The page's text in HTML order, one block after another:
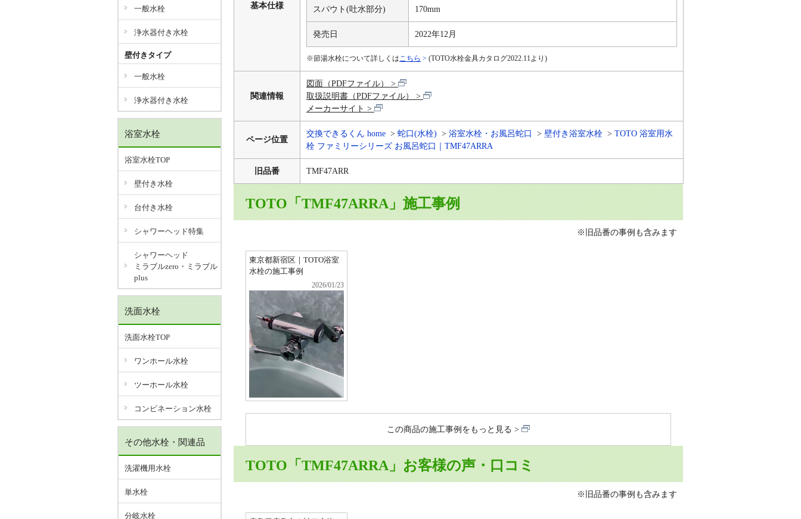
基本仕様 スパウト(吐水部分) 170mm
発売日 2022年12月
※節湯水栓について詳しくはこちら (TOTO水栓金具カタログ2022.11より)
関連情報
図面（PDFファイル）
取扱説明書（PDFファイル）
メーカーサイト
ページ位置
交換できるくん home 蛇口(水栓) 浴室水栓・お風呂蛇口 壁付き浴室水栓
TOTO 浴室用水
栓 ファミリーシリーズ お風呂蛇口｜TMF47ARRA
旧品番 TMF47ARR
TOTO「TMF47ARRA」施工事例
※旧品番の事例も含みます
東京都新宿区｜TOTO浴室
水栓の施工事例
2026/01/23
この商品の施工事例をもっと見る
TOTO「TMF47ARRA」お客様の声・口コミ
※旧品番の事例も含みます
一般水栓
浄水器付き水栓
壁付きタイプ
一般水栓
浄水器付き水栓
浴室水栓
浴室水栓TOP
壁付き水栓
台付き水栓
シャワーヘッド特集
シャワーヘッド
ミラブルzero・ミラブル
plus
洗面水栓
洗面水栓TOP
ワンホール水栓
ツーホール水栓
コンビネーション水栓
その他水栓・関連品
洗濯機用水栓
単水栓
分岐水栓